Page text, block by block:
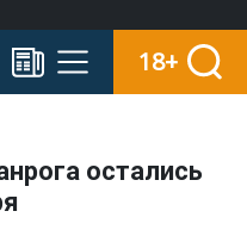
18+
остались